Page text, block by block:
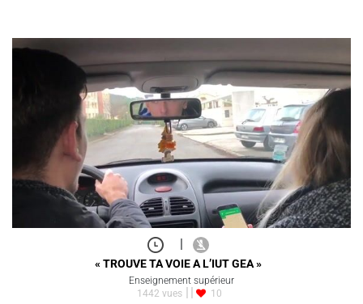
|
« TROUVE TA VOIE A L’IUT GEA »
Enseignement supérieur
1442 vues
10